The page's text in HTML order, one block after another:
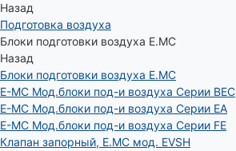
Назад
Подготовка воздуха
Блоки подготовки воздуха E.MC
Назад
Блоки подготовки воздуха E.MC
E-MC Мод.блоки под-и воздуха Серии BEC
E-MC Мод.блоки под-и воздуха Серии EA
E-MC Мод.блоки под-и воздуха Серии FE
Клапан запорный, E.MC мод. EVSH